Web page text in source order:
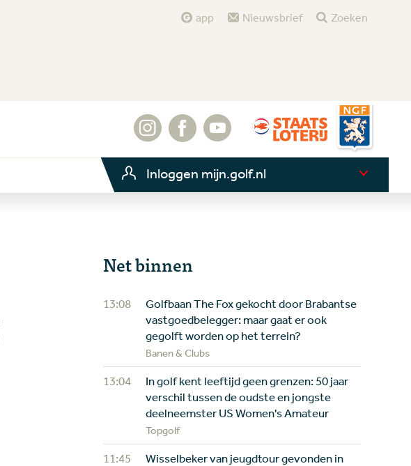
app Nieuwsbrief Zoeken
Inloggen mijn.golf.nl
Net binnen
13:08
Golfbaan The Fox gekocht door Brabantse
vastgoedbelegger: maar gaat er ook
gegolft worden op het terrein?
Banen & Clubs
13:04
In golf kent leeftijd geen grenzen: 50 jaar
verschil tussen de oudste en jongste
deelneemster US Women's Amateur
Topgolf
11:45
Wisselbeker van jeugdtour gevonden in